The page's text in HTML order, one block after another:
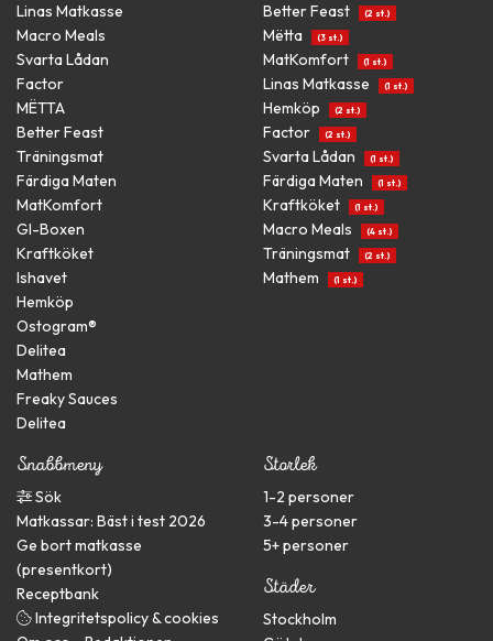
Linas Matkasse
Macro Meals
Svarta Lådan
Factor
MËTTA
Better Feast
Träningsmat
Färdiga Maten
MatKomfort
GI-Boxen
Kraftköket
Ishavet
Hemköp
Ostogram®
Delitea
Mathem
Freaky Sauces
Delitea
Better Feast (2 st.)
Mëtta (3 st.)
MatKomfort (1 st.)
Linas Matkasse (1 st.)
Hemköp (2 st.)
Factor (2 st.)
Svarta Lådan (1 st.)
Färdiga Maten (1 st.)
Kraftköket (1 st.)
Macro Meals (4 st.)
Träningsmat (2 st.)
Mathem (1 st.)
Snabbmeny
Sök
Matkassar: Bäst i test 2026
Ge bort matkasse
(presentkort)
Receptbank
Integritetspolicy & cookies
Storlek
1-2 personer
3-4 personer
5+ personer
Städer
Stockholm